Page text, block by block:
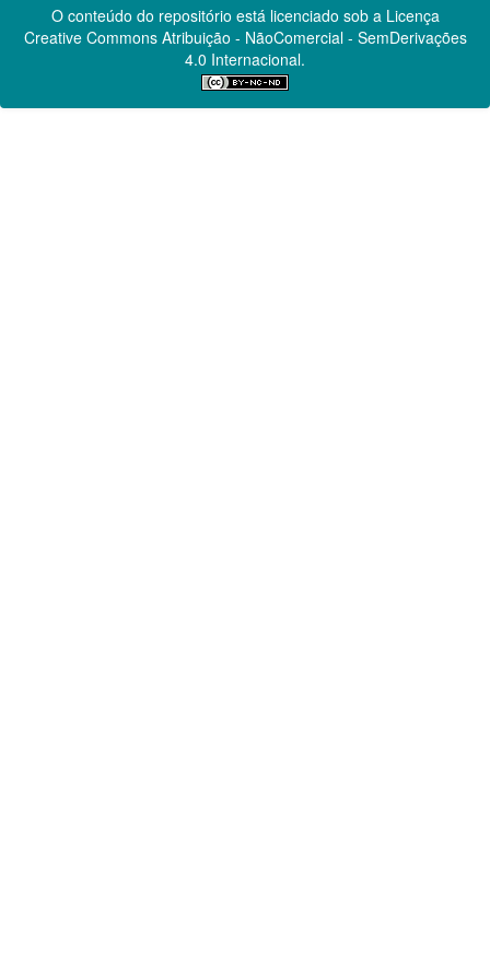
O conteúdo do repositório está licenciado sob a Licença
Creative CommonsAtribuição - NãoComercial - SemDerivações
4.0 Internacional.